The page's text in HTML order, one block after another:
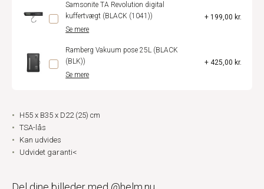
Samsonite TA Revolution digital
kuffertvægt (BLACK (1041))
Se mere
+ 199,00 kr.
Ramberg Vakuum pose 25L (BLACK
(BLK))
Se mere
+ 425,00 kr.
H55 x B35 x D22 (25) cm
TSA-lås
Kan udvides
Udvidet garanti<